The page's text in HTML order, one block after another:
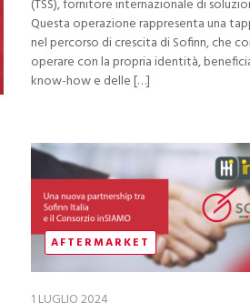
(TSS), fornitore internazionale di
Questa operazione rappresenta una
nel percorso di crescita di Sofinn, che
operare con la propria identità,
know-how e delle […]
AFTERMARKET